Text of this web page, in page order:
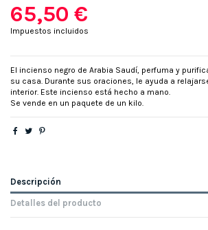
65,50 €
Impuestos incluidos
El incienso negro de Arabia Saudí, perfuma y
su casa. Durante sus oraciones, le ayuda a
interior. Este incienso está hecho a mano.
Se vende en un paquete de un kilo.
Descripción
Detalles del producto